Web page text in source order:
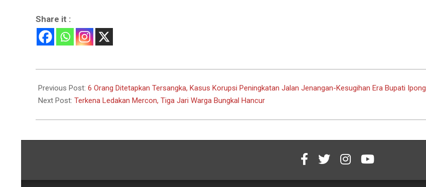
Share it :
04-
04
Previous Post: 6 Orang Ditetapkan Tersangka, Kasus Korupsi Peningkatan Jalan Jenangan-Kesugihan Era Bupati Ipong
Next Post: Terkena Ledakan Mercon, Tiga Jari Warga Bungkal Hancur